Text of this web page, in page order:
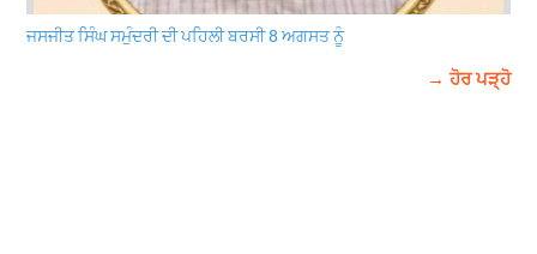
ਜਸਜੀਤ ਸਿੰਘ ਸਮੁੰਦਰੀ ਦੀ ਪਹਿਲੀ ਬਰਸੀ 8 ਅਗਸਤ ਨੂੰ
→ ਹੋਰ ਪੜ੍ਹੋ